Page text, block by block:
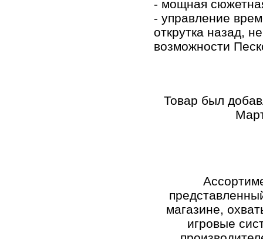
- мощная
- управление
открутка назад,
возможности
Товар был
магазине,
игровые